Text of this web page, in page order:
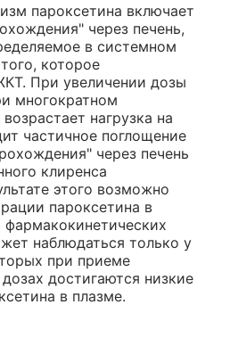
пароксетина включает
через печень,
в системном
которое
При увеличении дозы
многократном
нагрузка на
частичное поглощение
через печень
клиренса
этого возможно
пароксетина в
фармакокинетических
наблюдаться только у
при приеме
достигаются низкие
в плазме.